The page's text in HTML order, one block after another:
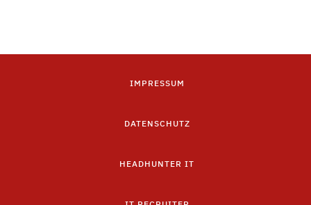
IMPRESSUM
DATENSCHUTZ
HEADHUNTER IT